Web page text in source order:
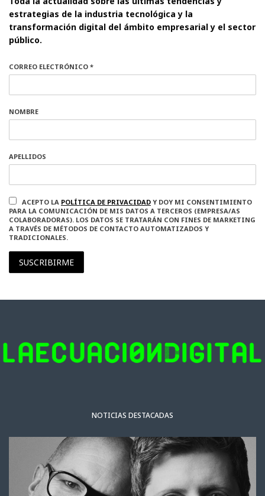
estrategias de la industria tecnológica y la
transformación digital del ámbito empresarial y el sector
público.
CORREO ELECTRÓNICO *
NOMBRE
APELLIDOS
ACEPTO LA POLÍTICA DE PRIVACIDAD Y DOY MI CONSENTIMIENTO
PARA LA COMUNICACIÓN DE MIS DATOS A TERCEROS (EMPRESA/AS
COLABORADORAS). LOS DATOS SE TRATARÁN CON FINES DE MARKETING
A TRAVÉS DE MÉTODOS DE CONTACTO AUTOMATIZADOS Y
TRADICIONALES.
SUSCRIBIRME
NOTICIAS DESTACADAS